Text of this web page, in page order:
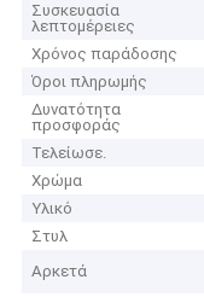
Συσκευασία
λεπτομέρειες
Χρόνος παράδοσης
Όροι πληρωμής
Δυνατότητα
προσφοράς
Τελείωσε.
Χρώμα
Υλικό
Στυλ
Αρκετά